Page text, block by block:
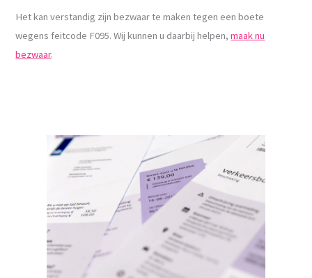
Het kan verstandig zijn bezwaar te maken tegen een boete
wegens feitcode F095. Wij kunnen u daarbij helpen,maak nu
bezwaar.